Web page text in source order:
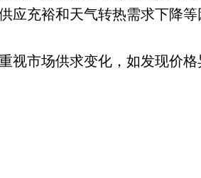
充裕和天气转热需求下降等
市场供求变化，如发现价格